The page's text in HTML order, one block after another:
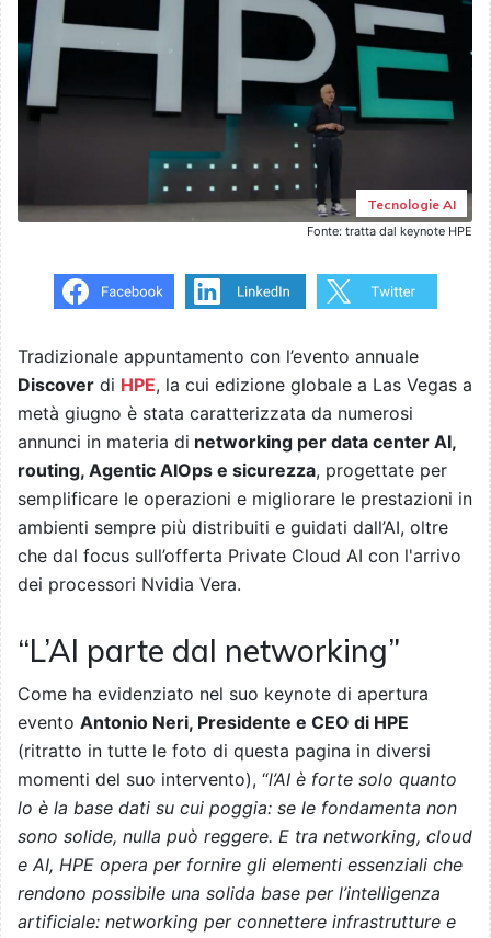
Tecnologie AI
Fonte: tratta dal keynote HPE
Tradizionale appuntamento con l’evento annuale
Discover di HPE, la cui edizione globale a Las Vegas a
metà giugno è stata caratterizzata da numerosi
annunci in materia di networking per data center AI,
routing, Agentic AIOps e sicurezza, progettate per
semplificare le operazioni e migliorare le prestazioni in
ambienti sempre più distribuiti e guidati dall’AI, oltre
che dal focus sull’offerta Private Cloud AI con l'arrivo
dei processori Nvidia Vera.
“L’AI parte dal networking”
Come ha evidenziato nel suo keynote di apertura
evento Antonio Neri, Presidente e CEO di HPE
(ritratto in tutte le foto di questa pagina in diversi
momenti del suo intervento), “l’AI è forte solo quanto
lo è la base dati su cui poggia: se le fondamenta non
sono solide, nulla può reggere. E tra networking, cloud
e AI, HPE opera per fornire gli elementi essenziali che
rendono possibile una solida base per l’intelligenza
artificiale: networking per connettere infrastrutture e